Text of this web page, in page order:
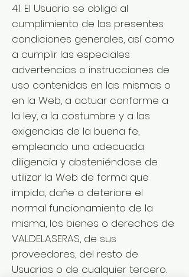
4.1. El Usuario se obliga al
cumplimiento de las presentes
condiciones generales, así como
a cumplir las especiales
advertencias o instrucciones de
uso contenidas en las mismas o
en la Web, a actuar conforme a
la ley, a la costumbre y a las
exigencias de la buena fe,
empleando una adecuada
diligencia y absteniéndose de
utilizar la Web de forma que
impida, dañe o deteriore el
normal funcionamiento de la
misma, los bienes o derechos de
VALDELASERAS, de sus
proveedores, del resto de
Usuarios o de cualquier tercero.